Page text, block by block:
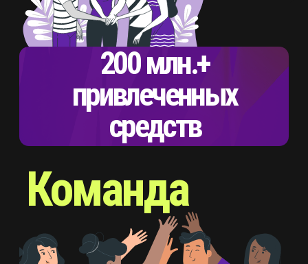
переговоров
ваш бизнес не проработан и не
упакован с точки зрения
инвестиционного предложения
предложение